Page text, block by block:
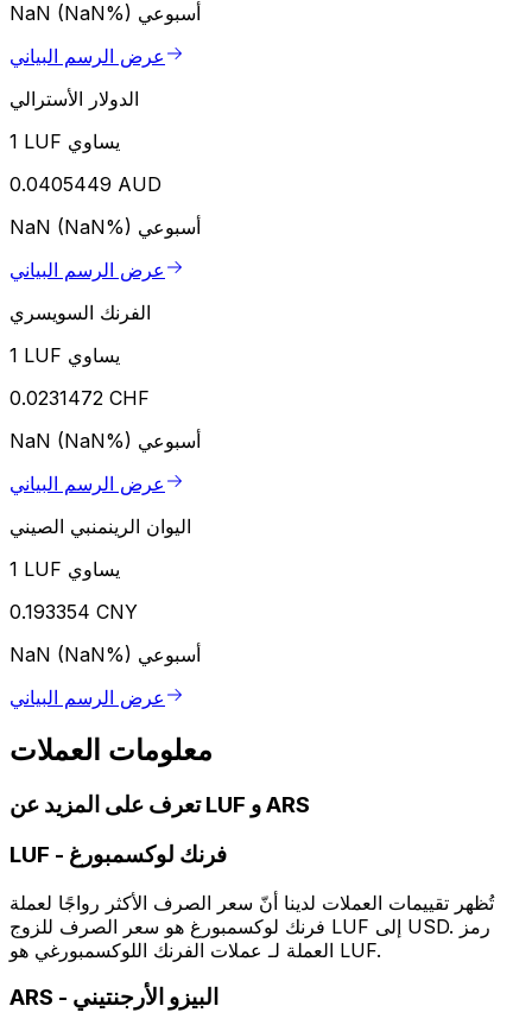
NaN (NaN%) أسبوعي
عرض الرسم البياني
الدولار الأسترالي
1 LUF يساوي
0.0405449 AUD
NaN (NaN%) أسبوعي
عرض الرسم البياني
الفرنك السويسري
1 LUF يساوي
0.0231472 CHF
NaN (NaN%) أسبوعي
عرض الرسم البياني
اليوان الرينمنبي الصيني
1 LUF يساوي
0.193354 CNY
NaN (NaN%) أسبوعي
عرض الرسم البياني
معلومات العملات
تعرف على المزيد عن LUF و ARS
LUF - فرنك لوكسمبورغ
تُظهر تقييمات العملات لدينا أنّ سعر الصرف الأكثر رواجًا لعملة
فرنك لوكسمبورغ هو سعر الصرف للزوج LUF إلى USD. رمز
العملة لـ عملات الفرنك اللوكسمبورغي هو LUF.
ARS - البيزو الأرجنتيني